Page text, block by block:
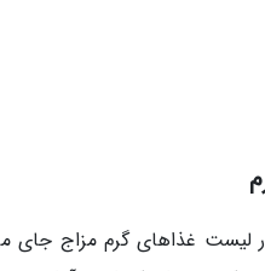
لیست غذاهای گرم مزاج جای